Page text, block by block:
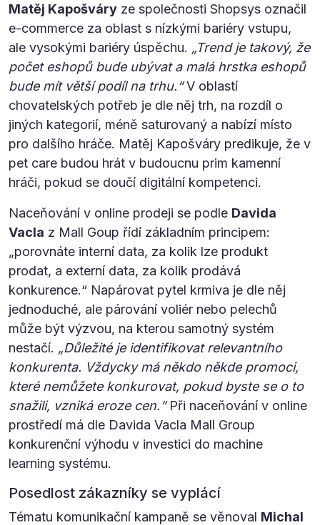
Matěj Kapošváry ze společnosti Shopsys označil
e-commerce za oblast s nízkými bariéry vstupu,
ale vysokými bariéry úspěchu. „Trend je takový, že
počet eshopů bude ubývat a malá hrstka eshopů
bude mít větší podíl na trhu.“V oblastí
chovatelských potřeb je dle něj trh, na rozdíl o
jiných kategorií, méně saturovaný a nabízí místo
pro dalšího hráče. Matěj Kapošváry predikuje, že v
pet care budou hrát v budoucnu prim kamenní
hráči, pokud se doučí digitální kompetenci.
Naceňování v online prodeji se podle Davida
Vacla z Mall Goup řídí základním principem:
„porovnáte interní data, za kolik lze produkt
prodat, a externí data, za kolik prodává
konkurence.“ Napárovat pytel krmiva je dle něj
jednoduché, ale párování voliér nebo pelechů
může být výzvou, na kterou samotný systém
nestačí. „Důležité je identifikovat relevantního
konkurenta. Vždycky má někdo někde promoci,
které nemůžete konkurovat, pokud byste se o to
snažili, vzniká eroze cen.“Při naceňování v online
prostředí má dle Davida Vacla Mall Group
konkurenční výhodu v investici do machine
learning systému.
Posedlost zákazníky se vyplácí
Tématu komunikační kampaně se věnoval Michal